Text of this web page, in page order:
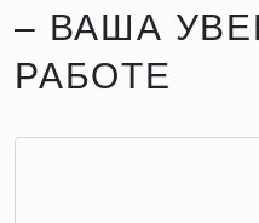
– ВАША
РАБОТЕ